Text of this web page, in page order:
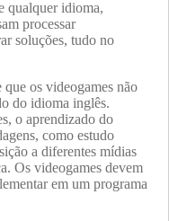
qualquer idioma,
processar
soluções, tudo no
os videogames não
do idioma inglês.
o aprendizado do
como estudo
a diferentes mídias
Os videogames devem
em um programa